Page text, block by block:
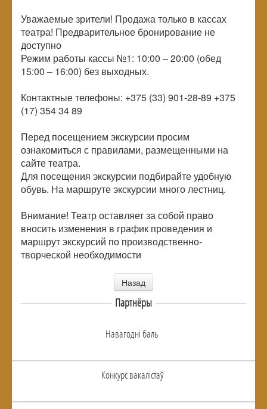
Уважаемые зрители! Продажа только в кассах
театра! Предварительное бронирование не
доступно
Режим работы кассы №1: 10:00 – 20:00 (обед
15:00 – 16:00) без выходных.
Контактные телефоны: +375 (33) 901-28-89 +375
(17) 354 34 89
Перед посещением экскурсии просим
ознакомиться с правилами, размещенными на
сайте театра.
Для посещения экскурсии подбирайте удобную
обувь. На маршруте экскурсии много лестниц.
Внимание! Театр оставляет за собой право
вносить изменения в график проведения и
маршрут экскурсий по производственно-
творческой необходимости
Назад
Партнёры
Навагоднi баль
Конкурс вакалiстаў